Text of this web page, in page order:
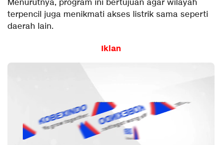
Menurutnya, program ini bertujuan agar wilayah
terpencil juga menikmati akses listrik sama seperti
daerah lain.
Iklan